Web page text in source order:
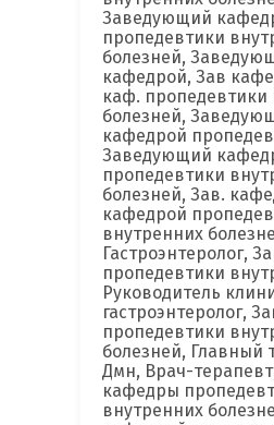
Заведующий
пропедевтики
болезней,
кафедрой, Зав
каф. пропедевтики
болезней,
кафедрой
Заведующий
пропедевтики
болезней, Зав.
кафедрой
внутренних
Гастроэнтеролог,
пропедевтики
Руководитель
гастроэнтеролог,
пропедевтики
болезней, Главный
Дмн, Врач-
кафедры
внутренних